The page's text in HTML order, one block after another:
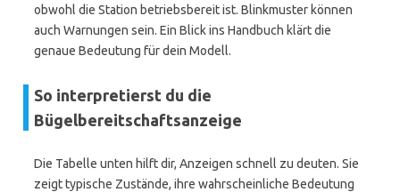
obwohl die Station betriebsbereit ist. Blinkmuster können
auch Warnungen sein. Ein Blick ins Handbuch klärt die
genaue Bedeutung für dein Modell.
So interpretierst du die
Bügelbereitschaftsanzeige
Die Tabelle unten hilft dir, Anzeigen schnell zu deuten. Sie
zeigt typische Zustände, ihre wahrscheinliche Bedeutung